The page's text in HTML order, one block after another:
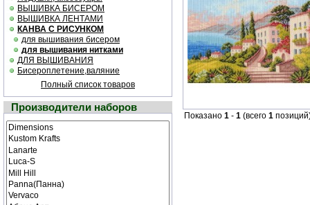
ВЫШИВКА БИСЕРОМ
ВЫШИВКА ЛЕНТАМИ
КАНВА С РИСУНКОМ
для вышивания бисером
для вышивания нитками
ДЛЯ ВЫШИВАНИЯ
Бисероплетение,валяние
Полный список товаров
Производители наборов
Показано 1 - 1 (всего 1